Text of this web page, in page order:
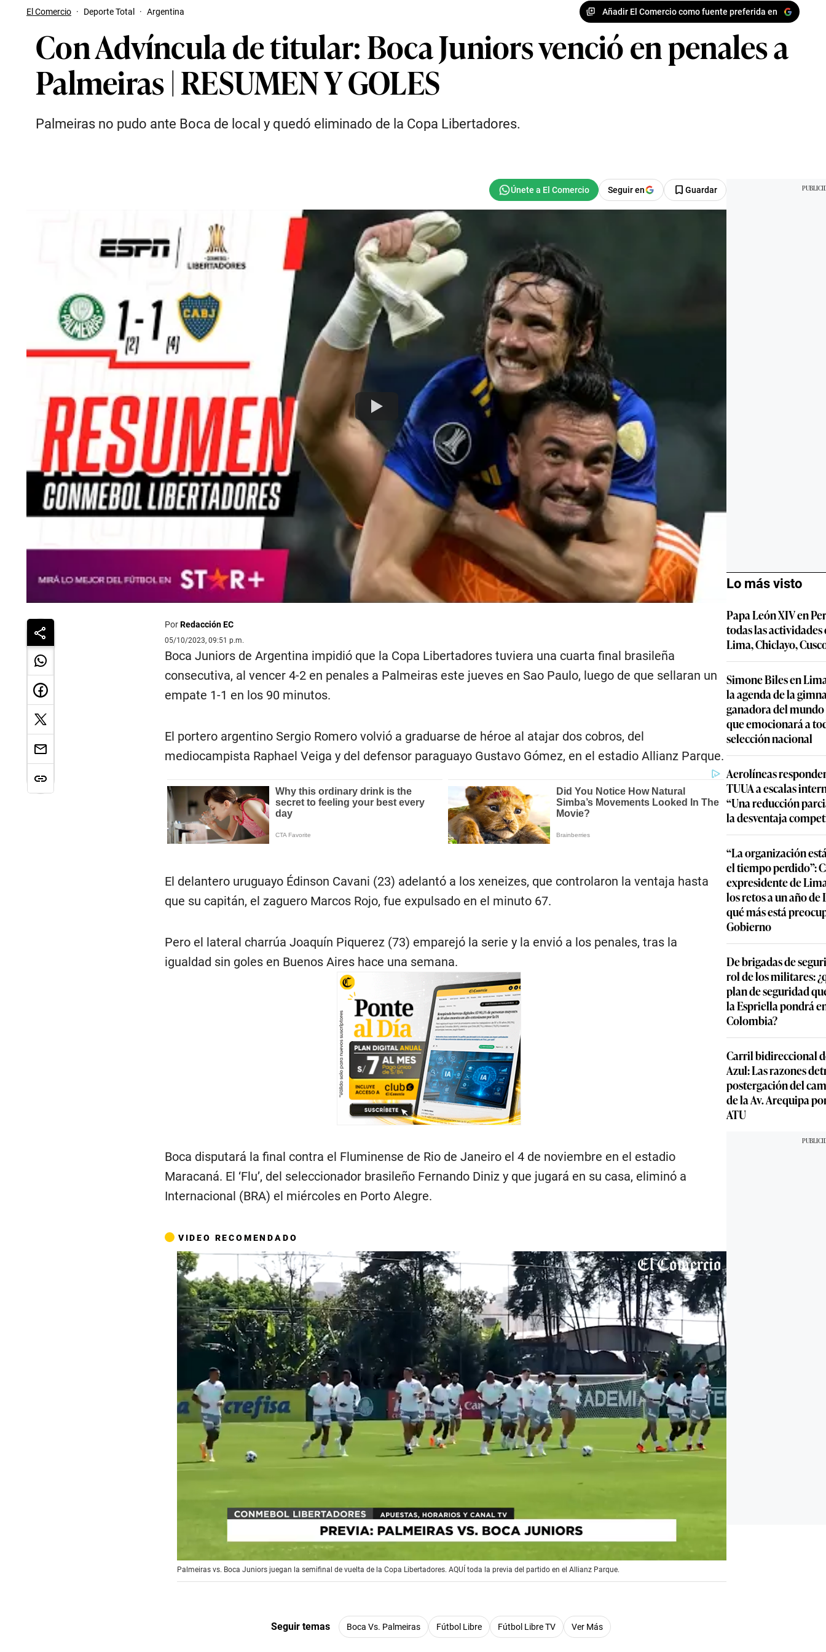
El Comercio · Deporte Total · Argentina Añadir El Comercio como fuente preferida en
Con Advíncula de titular: Boca Juniors venció en penales a
Palmeiras | RESUMEN Y GOLES
Palmeiras no pudo ante Boca de local y quedó eliminado de la Copa Libertadores.
Seguir en Guardar
PorRedacción EC
05/10/2023, 09:51 p.m.
Boca Juniors de Argentina impidió que la Copa Libertadores tuviera una cuarta final brasileña
consecutiva, al vencer 4-2 en penales a Palmeiras este jueves en Sao Paulo, luego de que sellaran un
empate 1-1 en los 90 minutos.
El portero argentino Sergio Romero volvió a graduarse de héroe al atajar dos cobros, del
mediocampista Raphael Veiga y del defensor paraguayo Gustavo Gómez, en el estadio Allianz Parque.
El delantero uruguayo Édinson Cavani (23) adelantó a los xeneizes, que controlaron la ventaja hasta
que su capitán, el zaguero Marcos Rojo, fue expulsado en el minuto 67.
Pero el lateral charrúa Joaquín Piquerez (73) emparejó la serie y la envió a los penales, tras la
igualdad sin goles en Buenos Aires hace una semana.
Boca disputará la final contra el Fluminense de Rio de Janeiro el 4 de noviembre en el estadio
Maracaná. El ‘Flu’, del seleccionador brasileño Fernando Diniz y que jugará en su casa, eliminó a
Internacional (BRA) el miércoles en Porto Alegre.
VIDEO RECOMENDADO
0
s
e
Palmeiras vs. Boca Juniors juegan la semifinal de vuelta de la Copa Libertadores. AQUÍ toda la previa del partido en el Allianz Parque.
Seguir temas Boca Vs. Palmeiras Fútbol Libre Fútbol Libre TV Ver Más
Lo más visto
Papa León XIV en
todas las
Lima, Chiclayo,
Simone Biles en
la agenda de la
ganadora del
que emocionará a
selección nacional
Aerolíneas
TUUA a escalas
“Una reducción
la desventaja
“La organización
el tiempo perdido”:
expresidente de
los retos a un año de
qué más está
Gobierno
De brigadas de
rol de los militares:
plan de seguridad
la Espriella pondrá
Colombia?
Carril bidireccional
Azul: Las razones
postergación del
de la Av. Arequipa
ATU